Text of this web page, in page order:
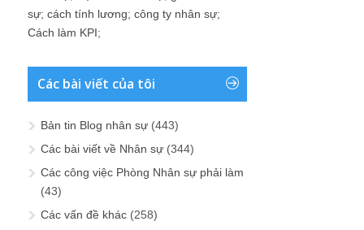
sự; cách tính lương; công ty nhân sự;
Cách làm KPI;
Các bài viết của tôi
Bản tin Blog nhân sự (443)
Các bài viết về Nhân sự (344)
Các công việc Phòng Nhân sự phải làm
(43)
Các vấn đề khác (258)